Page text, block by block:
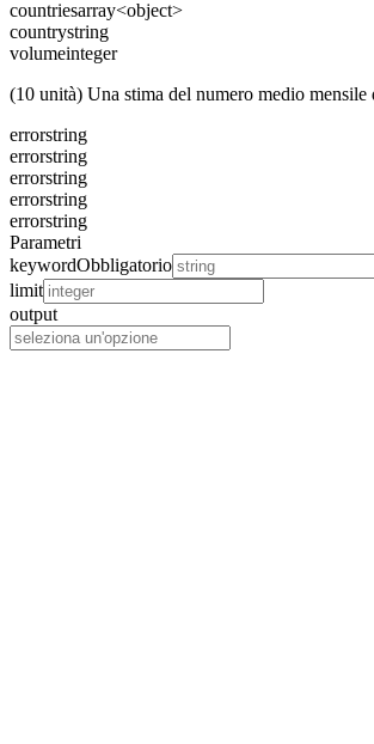
countriesarray<object>
countrystring
volumeinteger
(10 unità) Una stima del numero medio
errorstring
errorstring
errorstring
errorstring
errorstring
Parametri
keywordObbligatorio
limit
output